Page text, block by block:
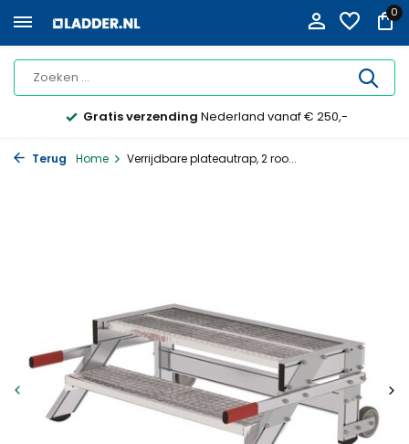
0
Gratis verzending Nederland vanaf € 250,-
Terug Home Verrijdbare plateautrap, 2 roo...